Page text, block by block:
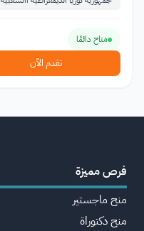
متاح دائمًا
تقدم الآن
فرص مميزة
منح ماجستير
منح دكتوراة